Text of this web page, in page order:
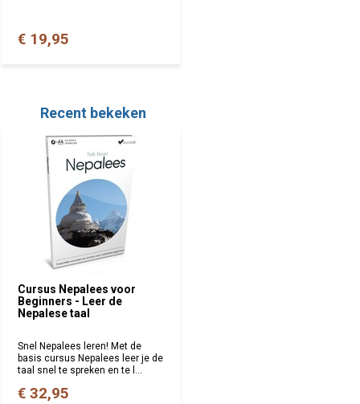
€ 19,95
Recent bekeken
Cursus Nepalees voor
Beginners - Leer de
Nepalese taal
Snel Nepalees leren! Met de
basis cursus Nepalees leer je de
taal snel te spreken en te l...
€ 32,95